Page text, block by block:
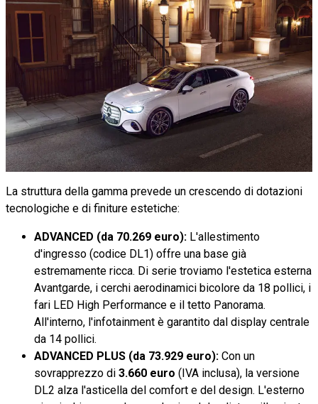
La struttura della gamma prevede un crescendo di dotazioni
tecnologiche e di finiture estetiche:
ADVANCED (da 70.269 euro): L'allestimento
d'ingresso (codice DL1) offre una base già
estremamente ricca. Di serie troviamo l'estetica esterna
Avantgarde, i cerchi aerodinamici bicolore da 18 pollici, i
fari LED High Performance e il tetto Panorama.
All'interno, l'infotainment è garantito dal display centrale
da 14 pollici.
ADVANCED PLUS (da 73.929 euro): Con un
sovrapprezzo di 3.660 euro (IVA inclusa), la versione
DL2 alza l'asticella del comfort e del design. L'esterno